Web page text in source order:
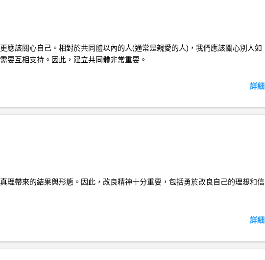
應該關心自己。相對於共同體以內的人(通常是親愛的人)，我們應該關心別人如
要互相支持。因此，建立共同體非常重要。
詳細
理帶來的結果與形態。因此，改良精神十分重要，包括勇於改良自己的理想和信
詳細